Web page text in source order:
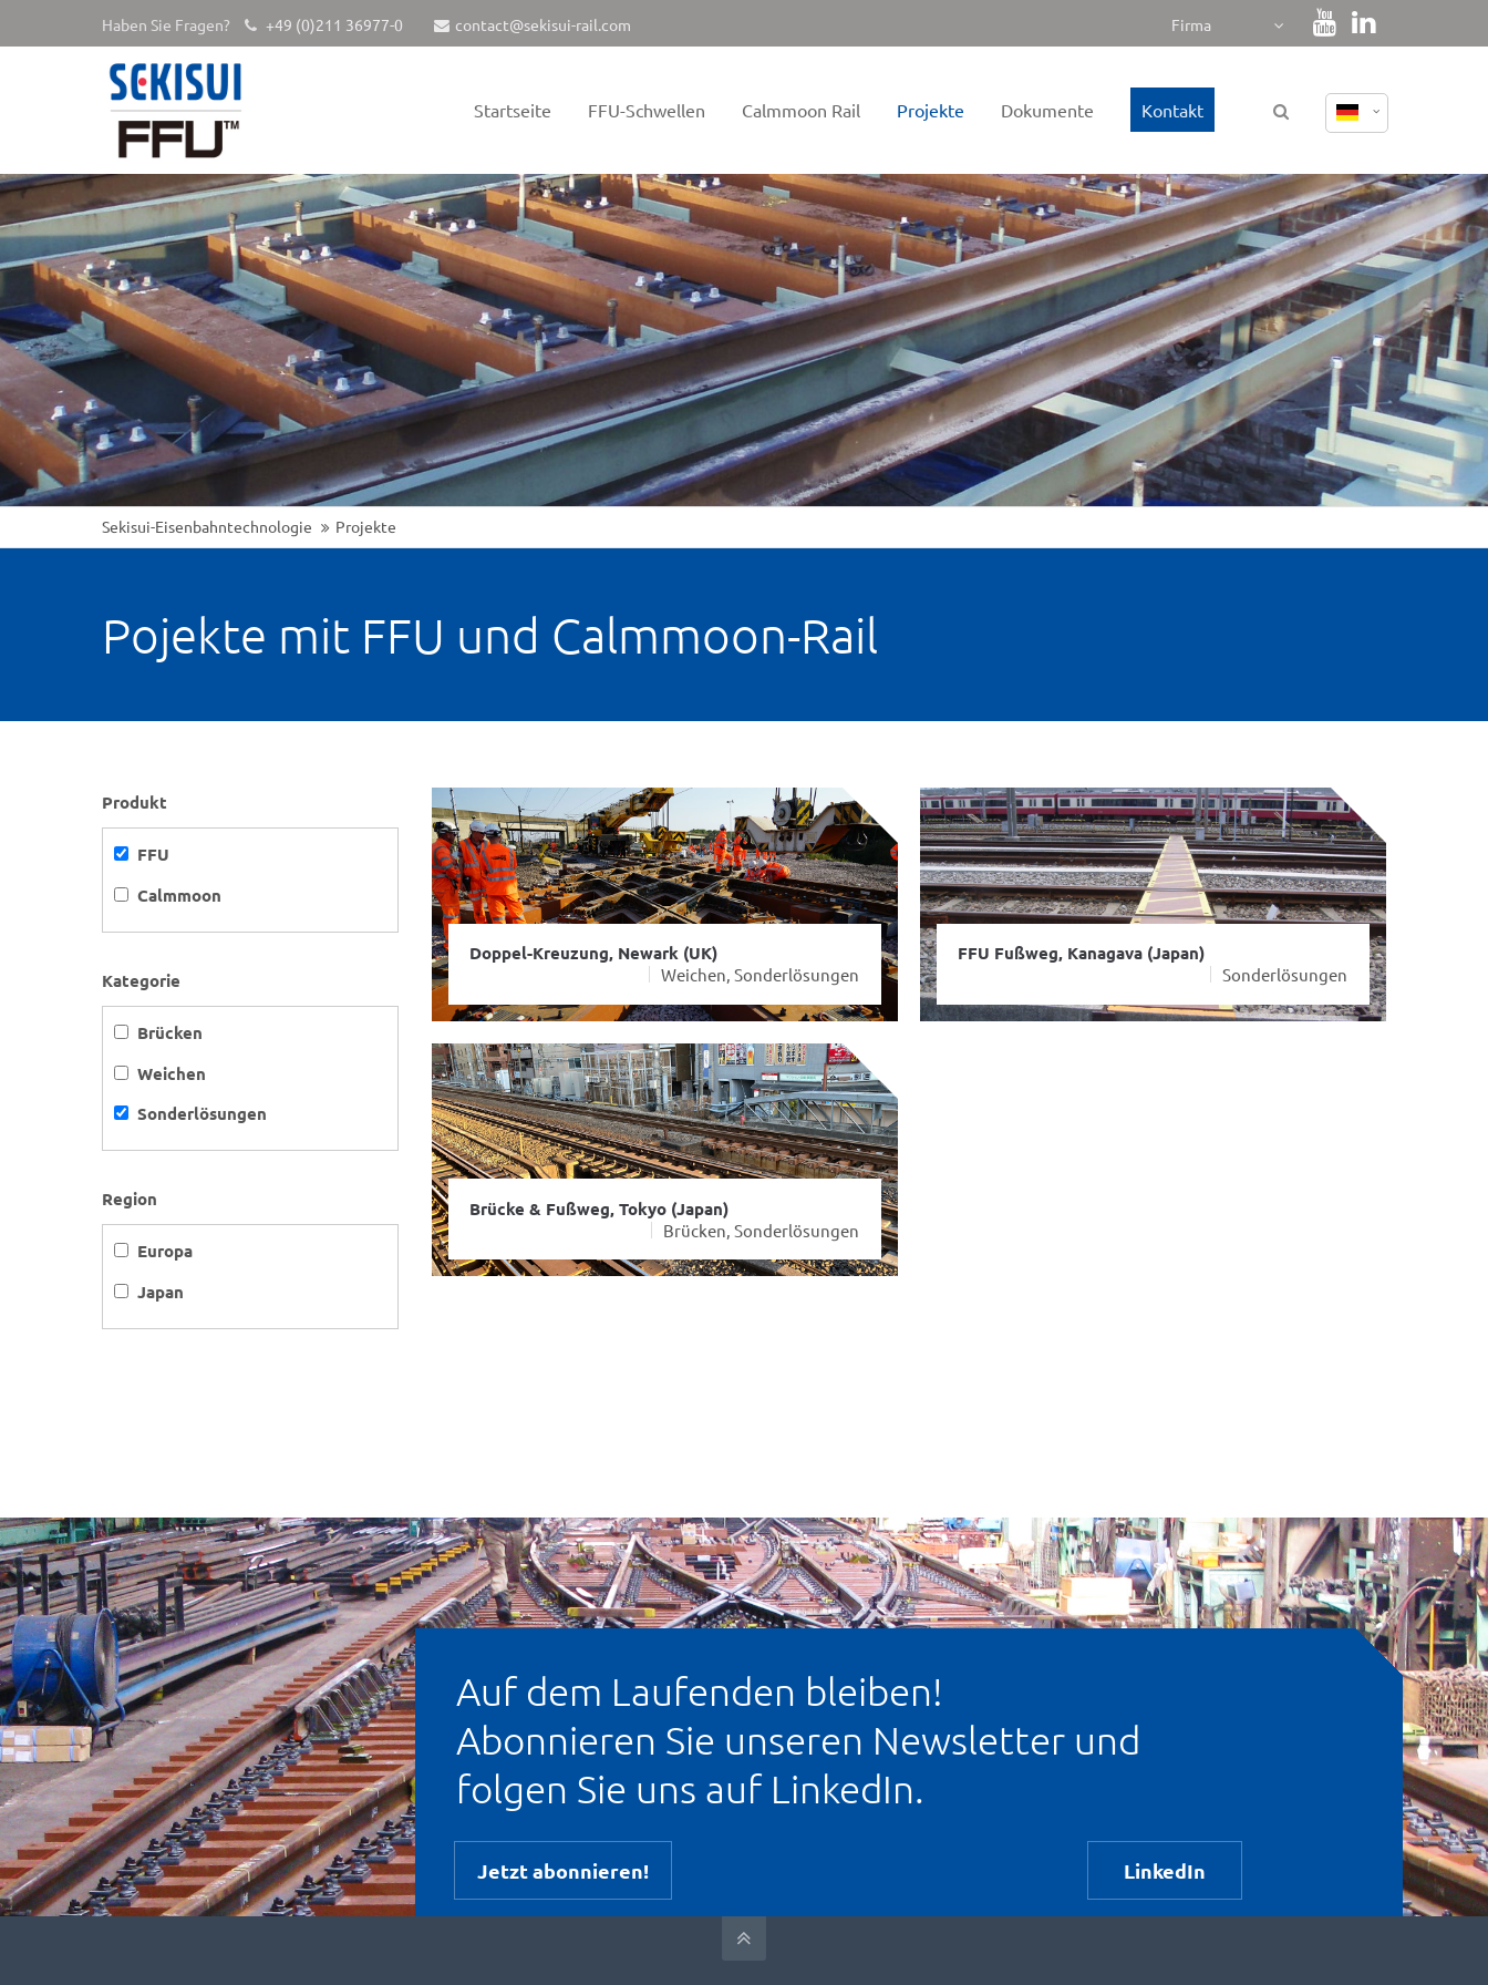
Haben Sie Fragen? +49 (0)211 36977-0 contact@sekisui-rail.com Firma
Startseite FFU-Schwellen Calmmoon Rail Projekte Dokumente Kontakt
Sekisui-Eisenbahntechnologie Projekte
Pojekte mit FFU und Calmmoon-Rail
Produkt
FFU
Calmmoon
Kategorie
Brücken
Weichen
Sonderlösungen
Region
Europa
Japan
Doppel-Kreuzung, Newark (UK)
Weichen, Sonderlösungen
FFU Fußweg, Kanagava (Japan)
Sonderlösungen
Brücke & Fußweg, Tokyo (Japan)
Brücken, Sonderlösungen
Auf dem Laufenden bleiben!
Abonnieren Sie unseren Newsletter und
folgen Sie uns auf LinkedIn.
Jetzt abonnieren! LinkedIn